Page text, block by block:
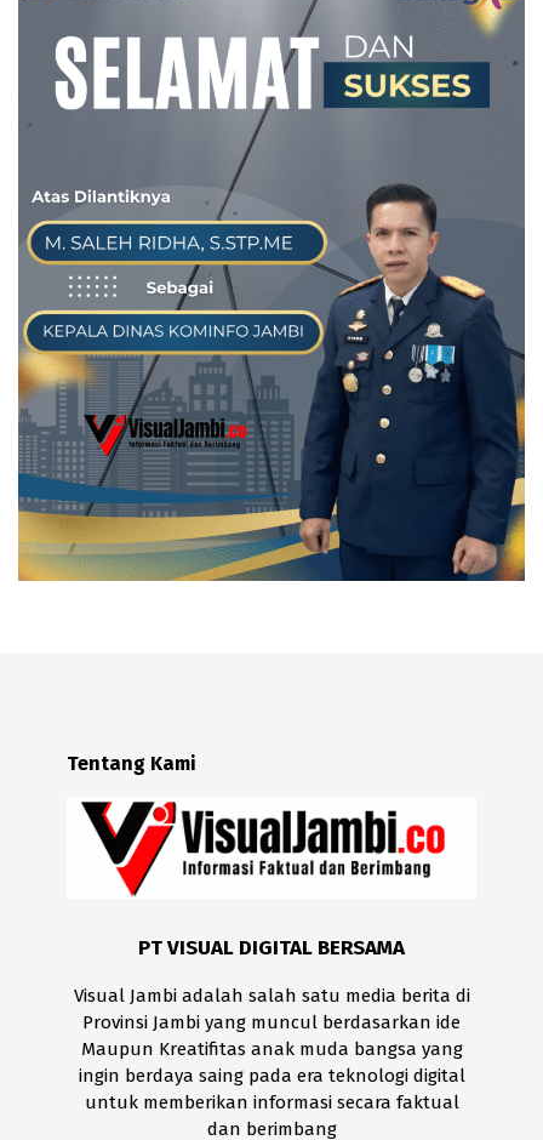
Tentang Kami
PT VISUAL DIGITAL BERSAMA
Visual Jambi adalah salah satu media berita di
Provinsi Jambi yang muncul berdasarkan ide
Maupun Kreatifitas anak muda bangsa yang
ingin berdaya saing pada era teknologi digital
untuk memberikan informasi secara faktual
dan berimbang